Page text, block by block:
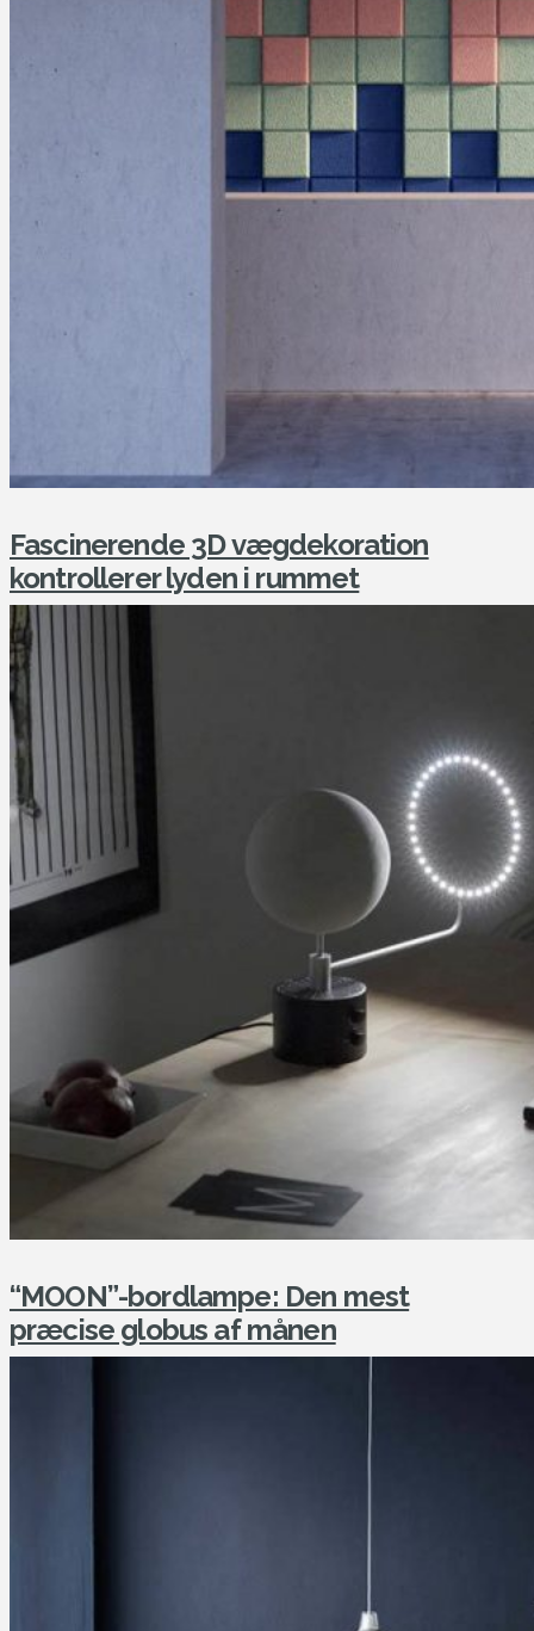
Fascinerende 3D vægdekoration
kontrollerer lyden i rummet
“MOON”-bordlampe: Den mest
præcise globus af månen